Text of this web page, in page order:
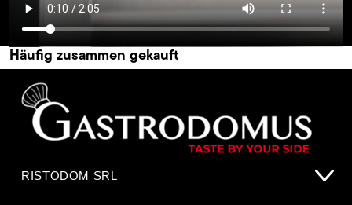
Häufig zusammen gekauft
RISTODOM SRL